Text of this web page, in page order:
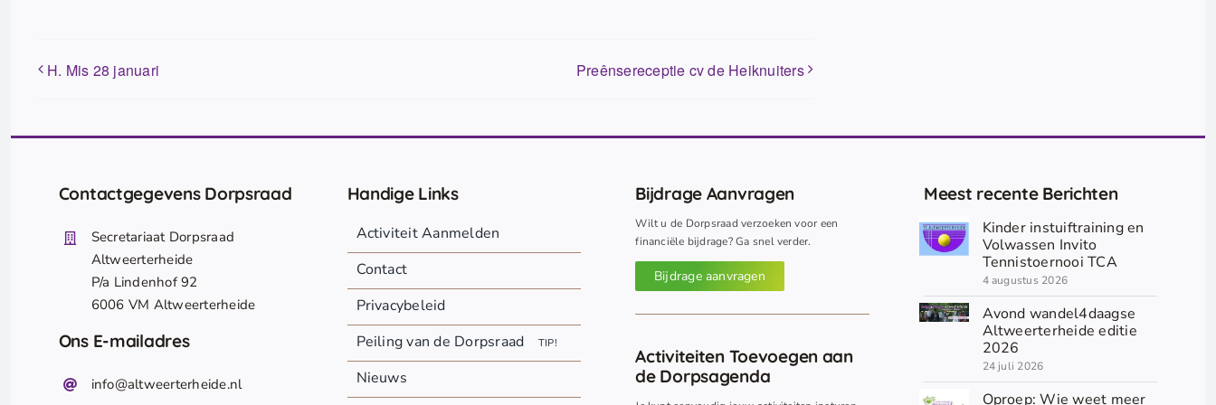
H. Mis 28 januari Preênsereceptie cv de Heiknuiters
Contactgegevens Dorpsraad
Secretariaat Dorpsraad
Altweerterheide
P/a Lindenhof 92
6006 VM Altweerterheide
Ons E-mailadres
info@altweerterheide.nl
Handige Links
Activiteit Aanmelden
Contact
Privacybeleid
Peiling van de Dorpsraad
TIP!
Nieuws
Bijdrage Aanvragen
Wilt u de Dorpsraad verzoeken voor een
financiële bijdrage? Ga snel verder.
Bijdrage aanvragen
Activiteiten Toevoegen aan
de Dorpsagenda
Meest recente Berichten
Kinder instuiftraining en
Volwassen Invito
Tennistoernooi TCA
4 augustus 2026
Avond wandel4daagse
Altweerterheide editie
2026
24 juli 2026
Oproep: Wie weet meer